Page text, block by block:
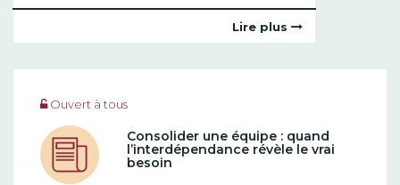
Lire plus
Ouvert à tous
Consolider une équipe : quand
l’interdépendance révèle le vrai
besoin